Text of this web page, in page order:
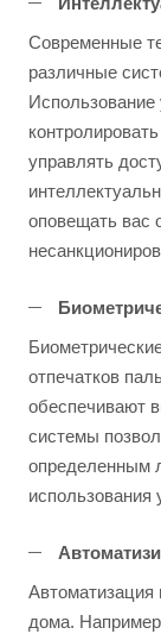
Современные
различные
управлять
оповещать вас
отпечатков
обеспечивают
системы
определенным
дома.